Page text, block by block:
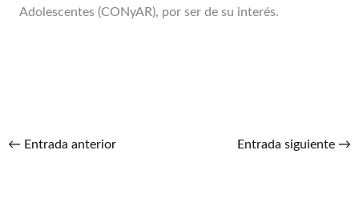
Adolescentes (CONyAR), por ser de su interés.
← Entrada anterior Entrada siguiente →